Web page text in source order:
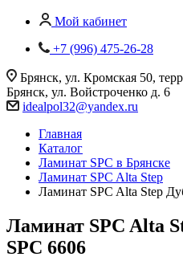
Мой кабинет
+7 (996) 475-26-28
Брянск, ул. Кромская 50,
Брянск, ул. Войстроченко д. 6
idealpol32@yandex.ru
Главная
Каталог
Ламинат SPC в Брянске
Ламинат SPC Alta Step
Ламинат SPC Alta Step
Ламинат SPC Alta
SPC 6606